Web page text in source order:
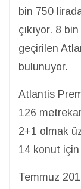
bin 750
çıkıyor. 8
geçirilen
bulunuyor.
Atlantis
126
2+1 olmak
14 konut
Temmuz